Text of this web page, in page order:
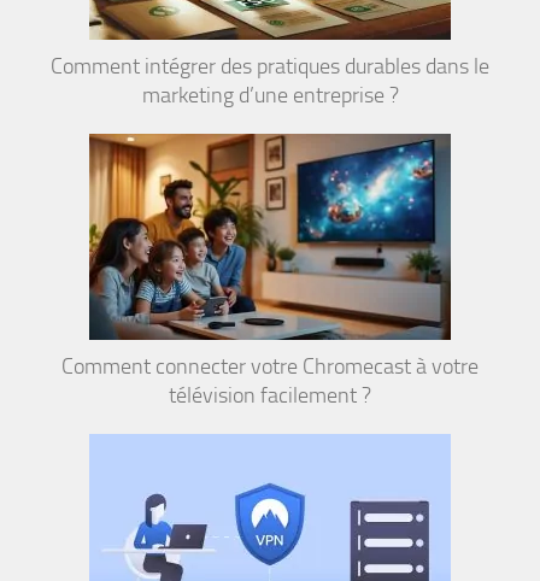
Comment intégrer des pratiques durables dans le
marketing d’une entreprise ?
Comment connecter votre Chromecast à votre
télévision facilement ?